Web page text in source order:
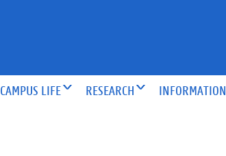
CAMPUS LIFE RESEARCH INFORMATION